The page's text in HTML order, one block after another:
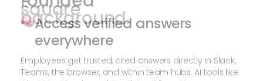
Access verified answers
everywhere
Employees get trusted, cited answers directly in Slack,
Teams, the browser, and within team hubs. AI tools like